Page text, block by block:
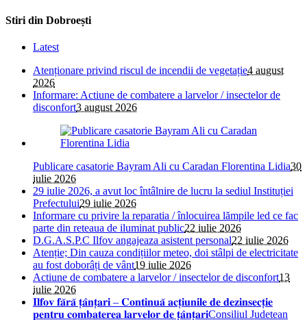
Stiri din Dobroești
Latest
Atenționare privind riscul de incendii de vegetație4 august
2026
Informare: Actiune de combatere a larvelor / insectelor de
disconfort3 august 2026
Publicare casatorie Bayram Ali cu Caradan Florentina Lidia30
iulie 2026
29 iulie 2026, a avut loc întâlnire de lucru la sediul Instituției
Prefectului29 iulie 2026
Informare cu privire la reparatia / înlocuirea lămpile led ce fac
parte din reteaua de iluminat public22 iulie 2026
D.G.A.S.P.C Ilfov angajeaza asistent personal22 iulie 2026
Atenție; Din cauza condițiilor meteo, doi stâlpi de electricitate
au fost doborâți de vânt19 iulie 2026
Actiune de combatere a larvelor / insectelor de disconfort13
iulie 2026
𝐈𝐥𝐟𝐨𝐯 𝐟𝐚̆𝐫𝐚̆ 𝐭̦𝐚̂𝐧𝐭̦𝐚𝐫𝐢 – 𝐂𝐨𝐧𝐭𝐢𝐧𝐮𝐚̆ 𝐚𝐜𝐭̦𝐢𝐮𝐧𝐢𝐥𝐞 𝐝𝐞 𝐝𝐞𝐳𝐢𝐧𝐬𝐞𝐜𝐭̦𝐢𝐞
𝐩𝐞𝐧𝐭𝐫𝐮 𝐜𝐨𝐦𝐛𝐚𝐭𝐞𝐫𝐞𝐚 𝐥𝐚𝐫𝐯𝐞𝐥𝐨𝐫 𝐝𝐞 𝐭̦𝐚̂𝐧𝐭̦𝐚𝐫𝐢Consiliul Judetean